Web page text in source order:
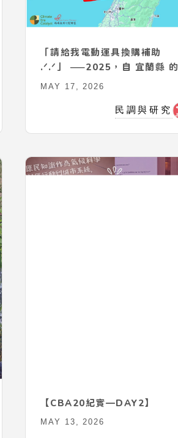
「請給我電動運具換購補助
.ᐟ.ᐟ」 ——2025，自 宜蘭縣 的
吶喊 .
MAY 17, 2026
民調與研究
【CBA20紀實—DAY2】
MAY 13, 2026